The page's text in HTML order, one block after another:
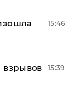
15:46
взрывов
15:39